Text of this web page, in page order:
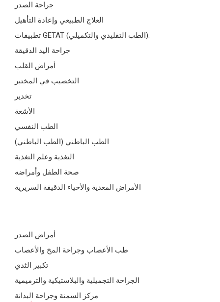
جراحة الصدر
العلاج الطبيعي وإعادة التأهيل
تطبيقات GETAT (الطب التقليدي والتكميلي).
جراحة اليد الدقيقة
أمراض القلب
التخصيب في المختبر
تخدير
الأشعة
الطب النفسي
الطب الباطني (الطب الباطني)
التغذية وعلم التغذية
صحة الطفل وأمراضه
الأمراض المعدية والأحياء الدقيقة السريرية
أمراض الصدر
طب الأعصاب وجراحة المخ والأعصاب
تكبير الثدي
الجراحة التجميلية والبلاستيكية والترميمية
مركز السمنة وجراحة البدانة